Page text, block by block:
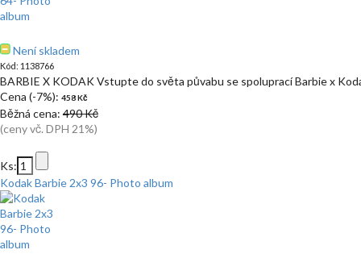
Není skladem
Kód: 1138766
BARBIE X KODAK Vstupte do světa půvabu se spoluprací Barbie x
Cena (-7%): 458 Kč
Běžná cena: 490 Kč
(ceny vč. DPH 21%)
Ks:
Kodak Barbie 2x3 96- Photo album